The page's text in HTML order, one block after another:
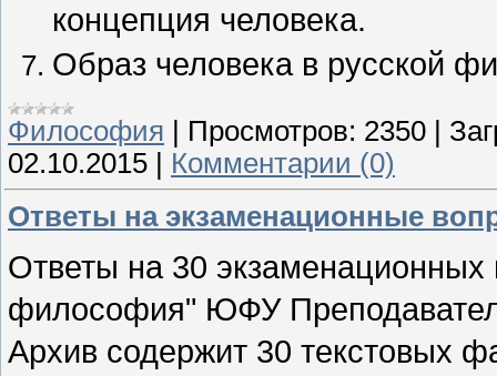
концепция человека.
Образ человека в русской
Философия Просмотров: 2350
02.10.2015
Комментарии (0)
Ответы на экзаменационные
Ответы на 30
философия" ЮФУ
Архив содержит 30 текстовых